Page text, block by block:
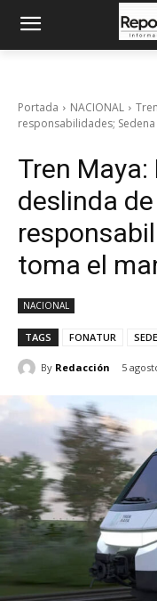
Portada NACIONAL
responsabilidades;
Tren
deslinda de
toma el
NACIONAL
TAGS FONATUR
By Redacción 5